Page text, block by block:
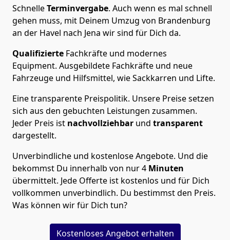
SchnelleTerminvergabe. Auch wenn es mal schnell
gehen muss, mit Deinem Umzug von Brandenburg
an der Havel nach Jena wir sind für Dich da.
Qualifizierte Fachkräfte und modernes
Equipment. Ausgebildete Fachkräfte und neue
Fahrzeuge und Hilfsmittel, wie Sackkarren und Lifte.
Eine transparente Preispolitik. Unsere Preise setzen
sich aus den gebuchten Leistungen zusammen.
Jeder Preis ist nachvollziehbar und transparent
dargestellt.
Unverbindliche und kostenlose Angebote. Und die
bekommst Du innerhalb von nur4 Minuten
übermittelt. Jede Offerte ist kostenlos und für Dich
vollkommen unverbindlich. Du bestimmst den Preis.
Was können wir für Dich tun?
Kostenloses Angebot erhalten